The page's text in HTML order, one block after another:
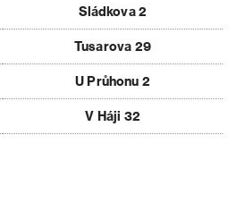
Sládkova 2
Tusarova 29
U Průhonu 2
V Háji 32